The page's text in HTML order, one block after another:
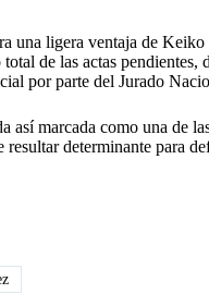
una ligera ventaja de
de las actas
por parte del Jurado
así marcada como una de
resultar determinante para